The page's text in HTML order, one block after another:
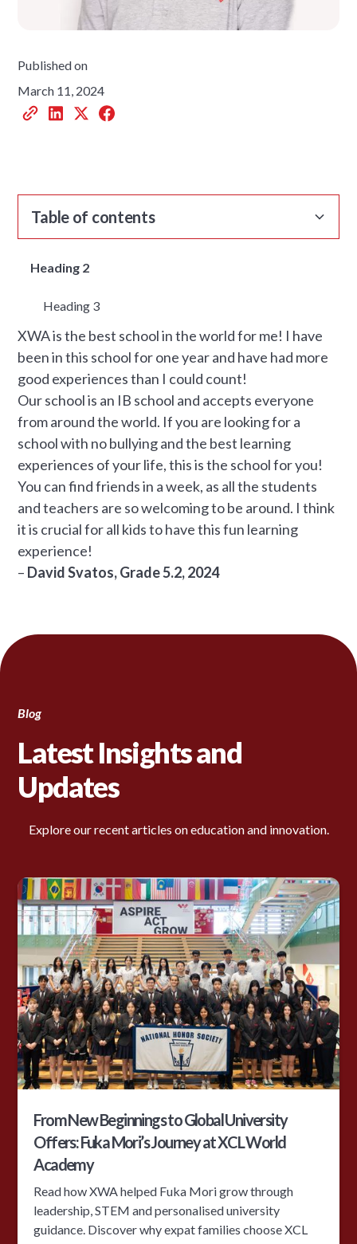
Published on
March 11, 2024
Table of contents
Heading 2
Heading 3
XWA is the best school in the world for me! I have
been in this school for one year and have had more
good experiences than I could count!
Our school is an IB school and accepts everyone
from around the world. If you are looking for a
school with no bullying and the best learning
experiences of your life, this is the school for you!
You can find friends in a week, as all the students
and teachers are so welcoming to be around. I think
it is crucial for all kids to have this fun learning
experience!
– David Svatos, Grade 5.2, 2024
Blog
Latest Insights and
Updates
Explore our recent articles on education and innovation.
From New Beginnings to Global University
Offers: Fuka Mori’s Journey at XCL World
Academy
Read how XWA helped Fuka Mori grow through
leadership, STEM and personalised university
guidance. Discover why expat families choose XCL